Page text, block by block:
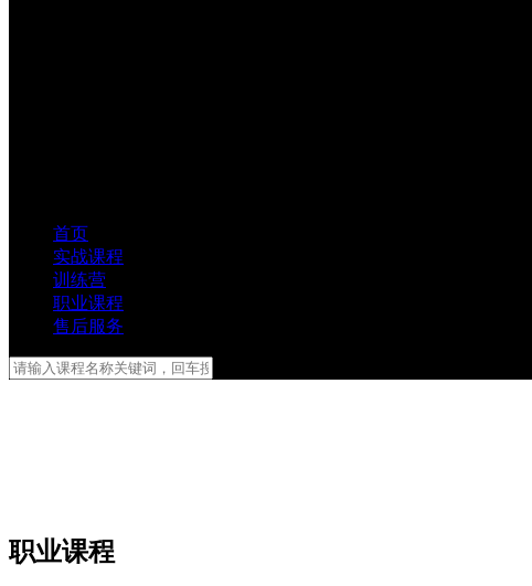
首页
实战课程
训练营
职业课程
售后服务
职业课程